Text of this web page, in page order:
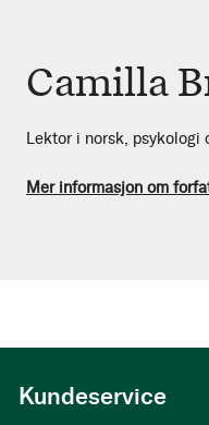
Camilla
Lektor i norsk, psykologi
Mer informasjon om
Kundeservice